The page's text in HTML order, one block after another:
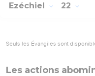
Ezéchiel 22
Seuls les Évangiles sont
Les actions